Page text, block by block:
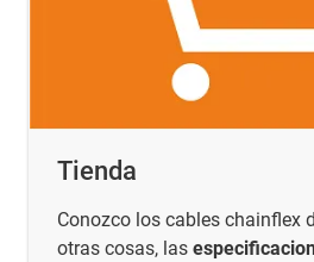
Tienda
Conozco los cables chainflex
otras cosas, las